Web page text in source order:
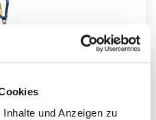
und Anzeigen zu